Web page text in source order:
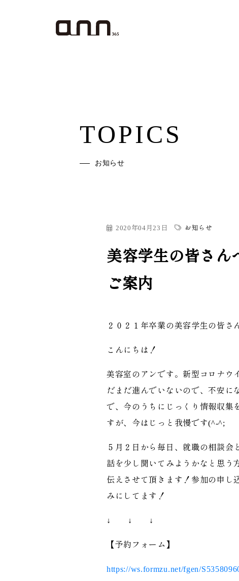
TOPICS
お知らせ
2020年04月23日 お知らせ
美容学生の皆さ
ご案内
２０２１年卒業の美容学生の皆さ
こんにちは！
美容室のアンです。新型コロナウ
だまだ進んでいないので、不安に
で、今のうちにじっくり情報収集
すが、今はじっと我慢です(^-^;
５月２日から毎日、就職の相談
話を少し聞いてみようかなと思う
伝えさせて頂きます！参加の申し
みにしてます！
↓ ↓ ↓
【予約フォーム】
https://ws.formzu.net/fgen/